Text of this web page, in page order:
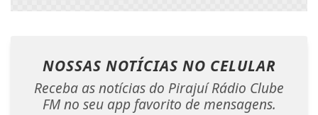
NOSSAS NOTÍCIAS NO CELULAR
Receba as notícias do Pirajuí Rádio Clube
FM no seu app favorito de mensagens.